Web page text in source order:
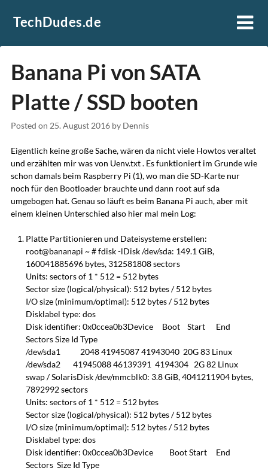
TechDudes.de
Banana Pi von SATA
Platte / SSD booten
Posted on 25. August 2016by Dennis
Eigentlich keine große Sache, wären da nicht viele Howtos veraltet
und erzählten mir was von Uenv.txt . Es funktioniert im Grunde wie
schon damals beim Raspberry Pi (1), wo man die SD-Karte nur
noch für den Bootloader brauchte und dann root auf sda
umgebogen hat. Genau so läuft es beim Banana Pi auch, aber mit
einem kleinen Unterschied also hier mal mein Log:
Platte Partitionieren und Dateisysteme erstellen:
root@bananapi ~ # fdisk -lDisk /dev/sda: 149.1 GiB,
160041885696 bytes, 312581808 sectors
Units: sectors of 1 * 512 = 512 bytes
Sector size (logical/physical): 512 bytes / 512 bytes
I/O size (minimum/optimal): 512 bytes / 512 bytes
Disklabel type: dos
Disk identifier: 0x0ccea0b3Device Boot Start End
Sectors Size Id Type
/dev/sda1 2048 41945087 41943040 20G 83 Linux
/dev/sda2 41945088 46139391 4194304 2G 82 Linux
swap / SolarisDisk /dev/mmcblk0: 3.8 GiB, 4041211904 bytes,
7892992 sectors
Units: sectors of 1 * 512 = 512 bytes
Sector size (logical/physical): 512 bytes / 512 bytes
I/O size (minimum/optimal): 512 bytes / 512 bytes
Disklabel type: dos
Disk identifier: 0x0ccea0b3Device Boot Start End
Sectors Size Id Type